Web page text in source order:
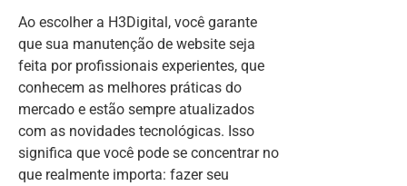
Ao escolher a H3Digital, você garante
que sua manutenção de website seja
feita por profissionais experientes, que
conhecem as melhores práticas do
mercado e estão sempre atualizados
com as novidades tecnológicas. Isso
significa que você pode se concentrar no
que realmente importa: fazer seu